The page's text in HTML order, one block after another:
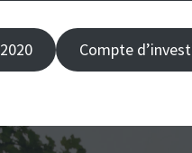
Compte